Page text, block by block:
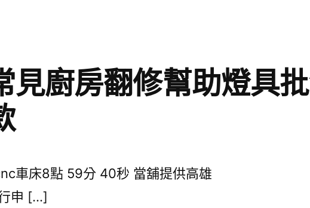
見廚房翻修幫助燈具
車床8點 59分 40秒 當舖提供高雄
申 […]